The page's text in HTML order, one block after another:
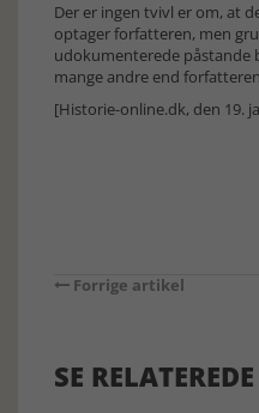
Der er ingen tvivl er om, at
optager forfatteren, men
udokumenterede påstande
mange andre end
[Historie-online.dk, den 19.
Forrige artikel
SE